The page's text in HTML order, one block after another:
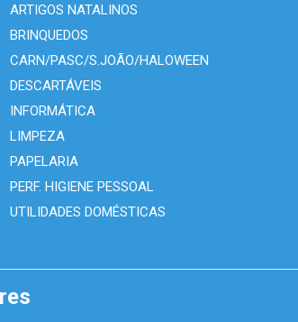
ARTIGOS NATALINOS
BRINQUEDOS
CARN/PASC/S.JOÃO/HALOWEEN
DESCARTÁVEIS
INFORMÁTICA
LIMPEZA
PAPELARIA
PERF. HIGIENE PESSOAL
UTILIDADES DOMÉSTICAS